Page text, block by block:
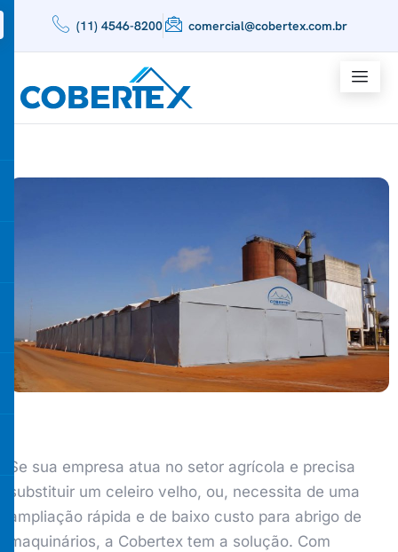
(11) 4546-8200 comercial@cobertex.com.br
Se sua empresa atua no setor agrícola e precisa
substituir um celeiro velho, ou, necessita de uma
ampliação rápida e de baixo custo para abrigo de
maquinários, a Cobertex tem a solução. Com